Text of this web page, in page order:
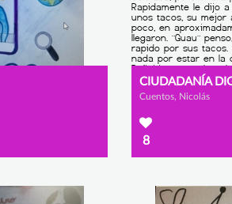
CIUDADANÍA
Cuentos, Nicolás
8